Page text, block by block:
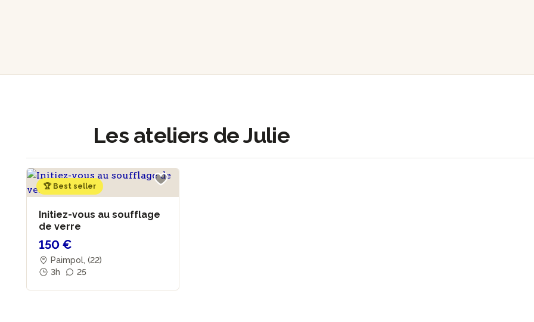
Les ateliers de Julie
🏆 Best seller
Initiez-vous au soufflage
de verre
150 €
Paimpol, (22)
3h
25